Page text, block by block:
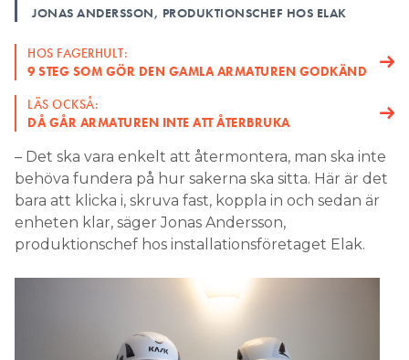
JONAS ANDERSSON, PRODUKTIONSCHEF HOS ELAK
HOS FAGERHULT:
9 STEG SOM GÖR DEN GAMLA ARMATUREN GODKÄND
LÄS OCKSÅ:
DÅ GÅR ARMATUREN INTE ATT ÅTERBRUKA
– Det ska vara enkelt att återmontera, man ska inte
behöva fundera på hur sakerna ska sitta. Här är det
bara att klicka i, skruva fast, koppla in och sedan är
enheten klar, säger Jonas Andersson,
produktionschef hos installationsföretaget Elak.